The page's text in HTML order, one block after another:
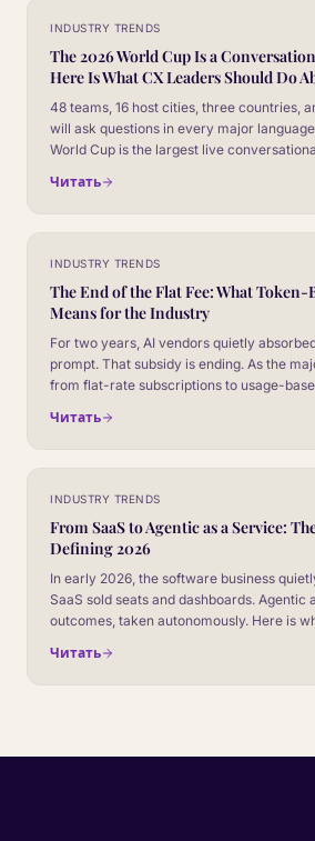
INDUSTRY TRENDS
The 2026 World Cup Is a
Here Is What CX Leaders Should Do
48 teams, 16 host cities, three countries,
will ask questions in every major
World Cup is the largest live
ever get.
Читать
INDUSTRY TRENDS
The End of the Flat Fee: What Token-
Means for the Industry
For two years, AI vendors quietly
prompt. That subsidy is ending. As the
from flat-rate subscriptions to usage-
Here is what changes, and how CX
Читать
INDUSTRY TRENDS
From SaaS to Agentic as a Service:
Defining 2026
In early 2026, the software business
SaaS sold seats and dashboards. Agentic
outcomes, taken autonomously. Here is
Читать